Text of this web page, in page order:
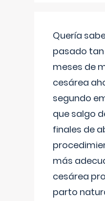
Quería
pasado tan
meses de
cesárea
segundo
que salgo
finales de
más
cesárea
parto